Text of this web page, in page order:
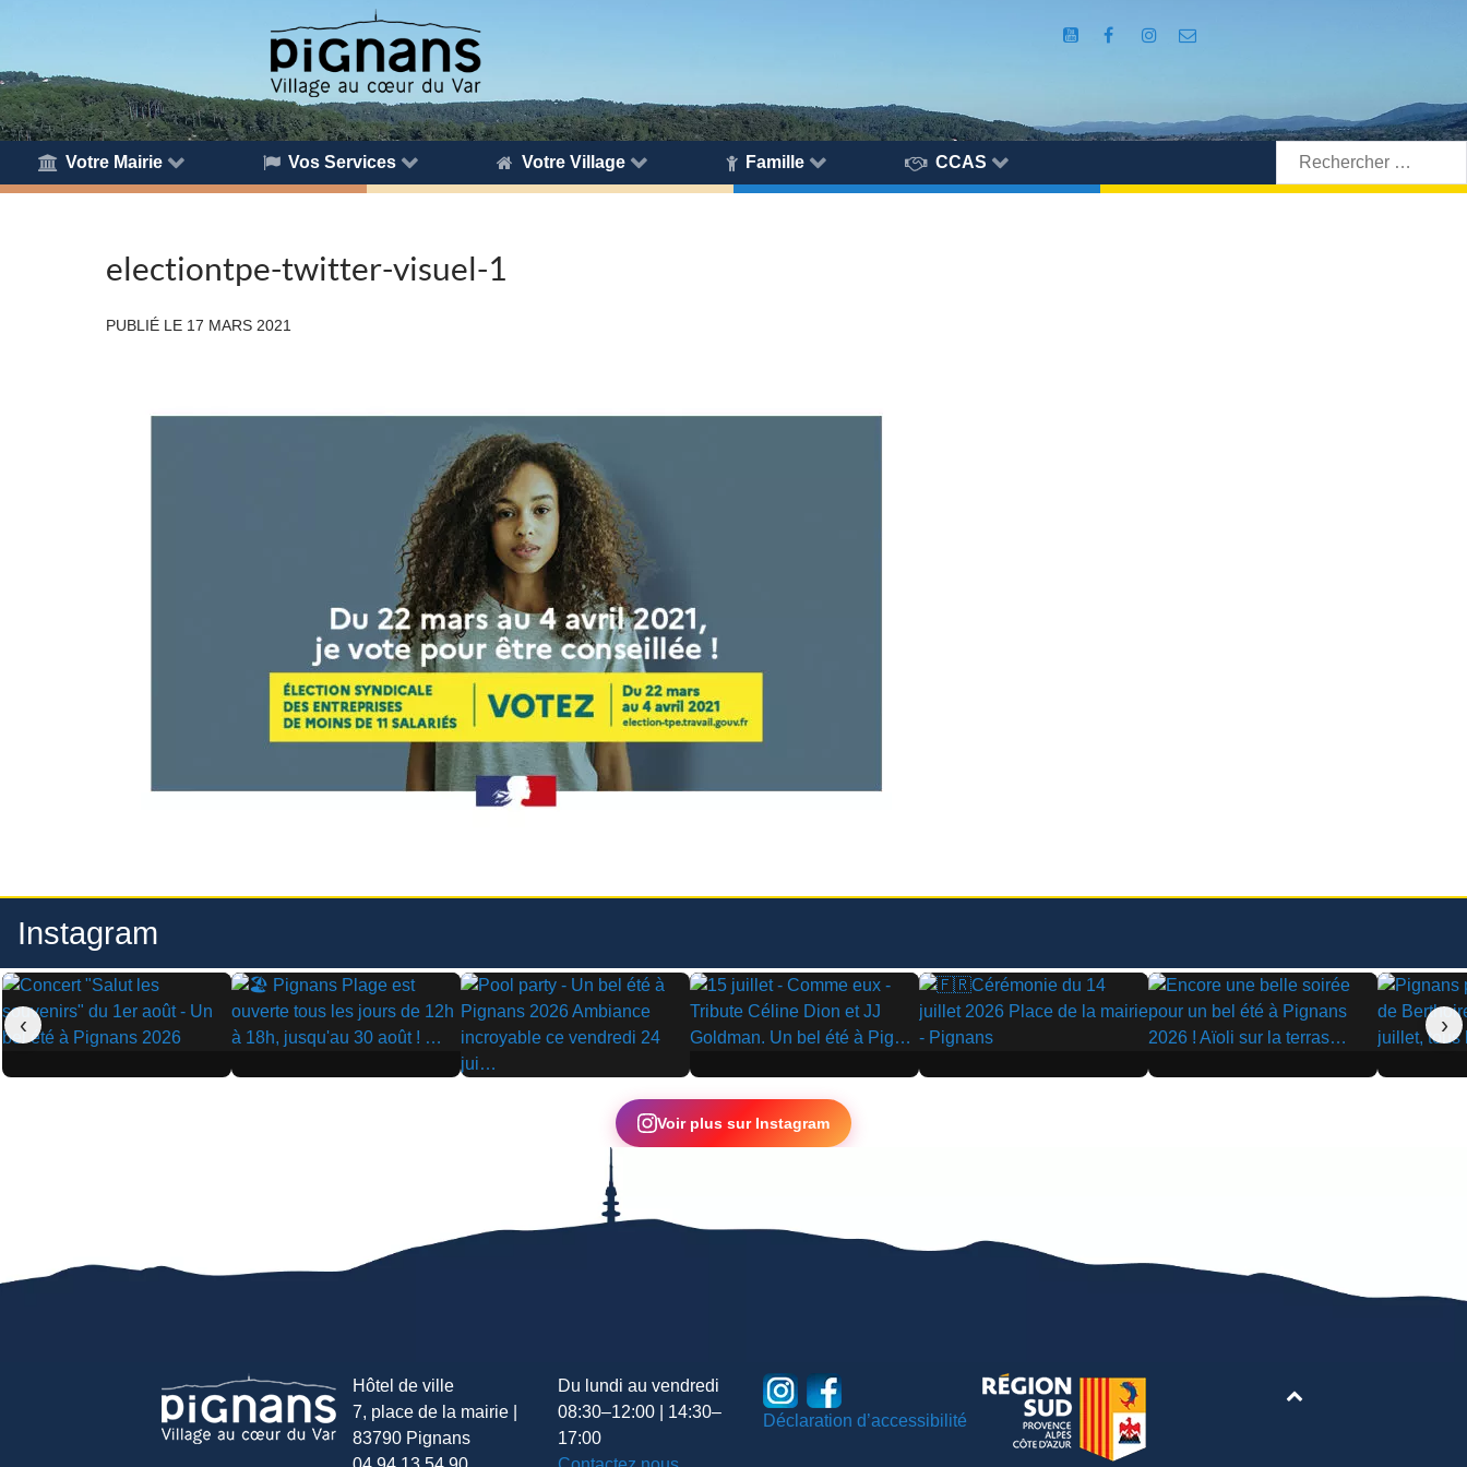
Votre Mairie Vos Services Votre Village Famille CCAS
Rechercher:
electiontpe-twitter-visuel-1
PUBLIÉ LE 17 MARS 2021
Instagram
▶ ▶
▶
▶ ▶ ▶ ▶
‹ ›
Voir plus sur Instagram
Hôtel de ville
7, place de la mairie |
83790 Pignans
Du lundi au vendredi
08:30–12:00 | 14:30–
17:00
Déclaration d’accessibilité